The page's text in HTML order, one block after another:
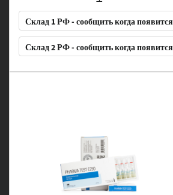
Склад 1 РФ - сообщить когда появится
Склад 2 РФ - сообщить когда появится